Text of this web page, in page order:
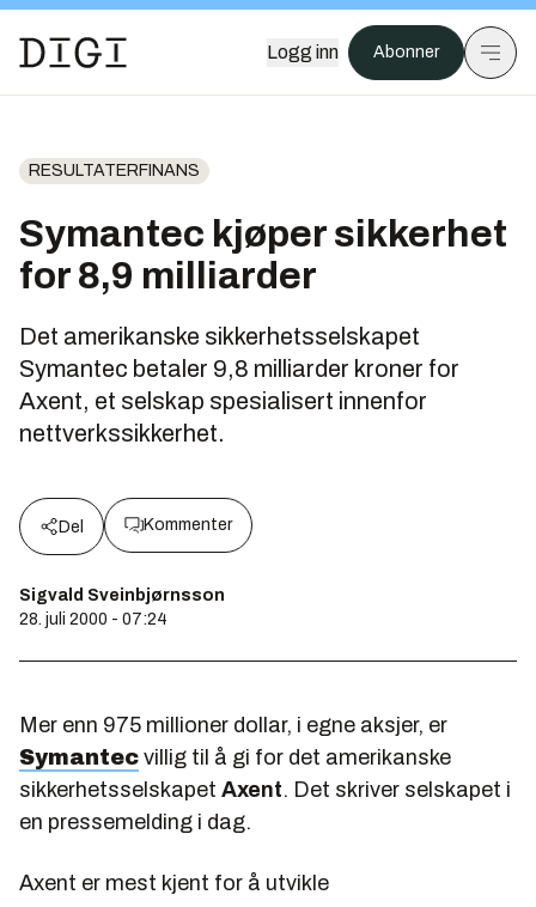
Logg inn Abonner
RESULTATERFINANS
Symantec kjøper sikkerhet
for 8,9 milliarder
Det amerikanske sikkerhetsselskapet
Symantec betaler 9,8 milliarder kroner for
Axent, et selskap spesialisert innenfor
nettverkssikkerhet.
Del Kommenter
Sigvald Sveinbjørnsson
28. juli 2000 - 07:24
Mer enn 975 millioner dollar, i egne aksjer, er
Symantec villig til å gi for det amerikanske
sikkerhetsselskapet Axent. Det skriver selskapet i
en pressemelding i dag.
Axent er mest kjent for å utvikle